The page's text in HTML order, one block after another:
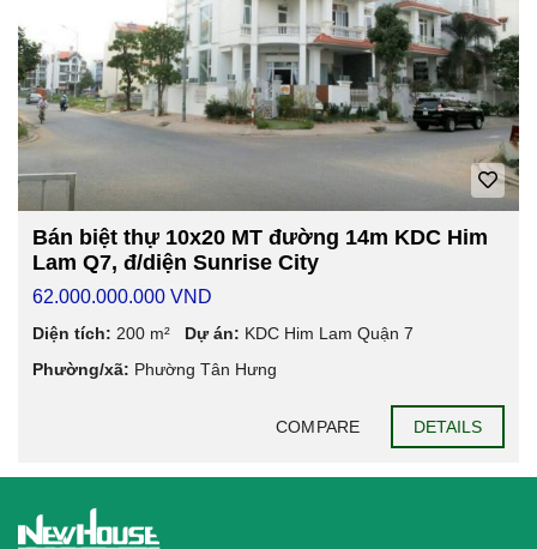
Bán biệt thự 10x20 MT đường 14m KDC Him
Lam Q7, đ/diện Sunrise City
62.000.000.000 VND
Diện tích: 200 m² Dự án: KDC Him Lam Quận 7
Phường/xã: Phường Tân Hưng
COMPARE DETAILS